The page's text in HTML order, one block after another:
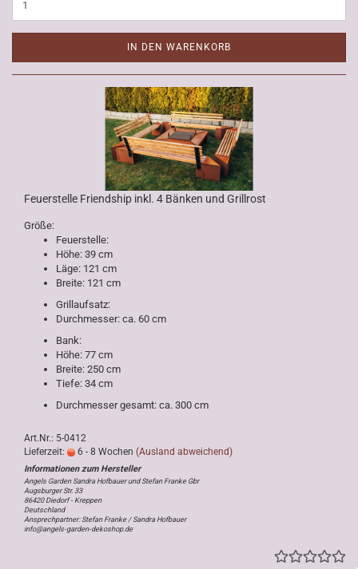
IN DEN WARENKORB
Feuerstelle Friendship inkl. 4 Bänken und Grillrost
Größe:
Feuerstelle:
Höhe: 39 cm
Läge: 121 cm
Breite: 121 cm
Grillaufsatz:
Durchmesser: ca. 60 cm
Bank:
Höhe: 77 cm
Breite: 250 cm
Tiefe: 34 cm
Durchmesser gesamt: ca. 300 cm
Art.Nr.: 5-0412
Lieferzeit:
6 - 8 Wochen (Ausland abweichend)
Angels Garden Sandra Hofbauer und Stefan Franke Gbr
Augsburger Str. 33
86420 Diedorf - Kreppen
Deutschland
Ansprechpartner: Stefan Franke / Sandra Hofbauer
info@angels-garden-dekoshop.de